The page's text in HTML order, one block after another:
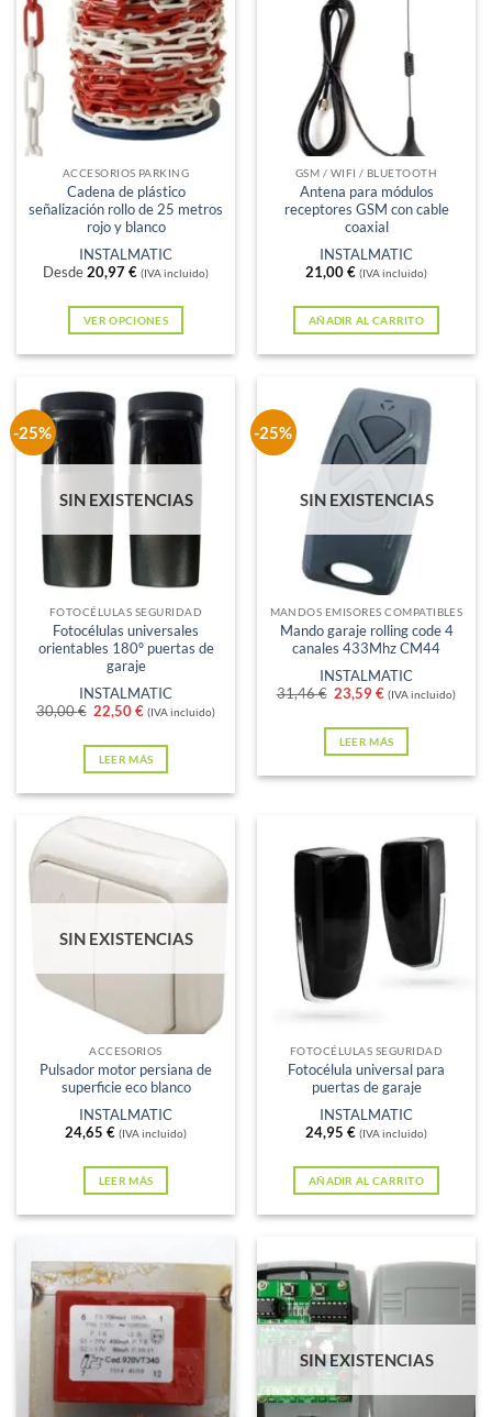
ACCESORIOS PARKING
Cadena de plástico
señalización rollo de 25 metros
rojo y blanco
INSTALMATIC
Desde20,97€ (IVA incluido)
VER OPCIONES
tiene
múltiples
variantes.
opciones
se
pueden
elegir
en
la
página
de
producto
GSM / WIFI / BLUETOOTH
Antena para módulos
receptores GSM con cable
coaxial
INSTALMATIC
21,00€ (IVA incluido)
AÑADIR AL CARRITO
-25%
SIN EXISTENCIAS
FOTOCÉLULAS SEGURIDAD
Fotocélulas universales
orientables 180º puertas de
garaje
INSTALMATIC
30,00€ El
original
era:
30,00 €.
22,50€El
actual
es:
22,50 €.
(IVA incluido)
LEER MÁS
-25%
SIN EXISTENCIAS
MANDOS EMISORES COMPATIBLES
Mando garaje rolling code 4
canales 433Mhz CM44
INSTALMATIC
31,46€ El
original
era:
31,46 €.
23,59€El
actual
es:
23,59 €.
(IVA incluido)
LEER MÁS
SIN EXISTENCIAS
ACCESORIOS
Pulsador motor persiana de
superficie eco blanco
INSTALMATIC
24,65 € (IVA incluido)
LEER MÁS
FOTOCÉLULAS SEGURIDAD
Fotocélula universal para
puertas de garaje
INSTALMATIC
24,95 € (IVA incluido)
AÑADIR AL CARRITO
SIN EXISTENCIAS